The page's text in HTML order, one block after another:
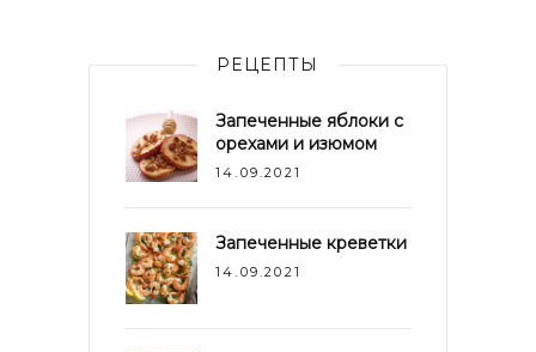
РЕЦЕПТЫ
Запеченные яблоки с
орехами и изюмом
14.09.2021
Запеченные креветки
14.09.2021